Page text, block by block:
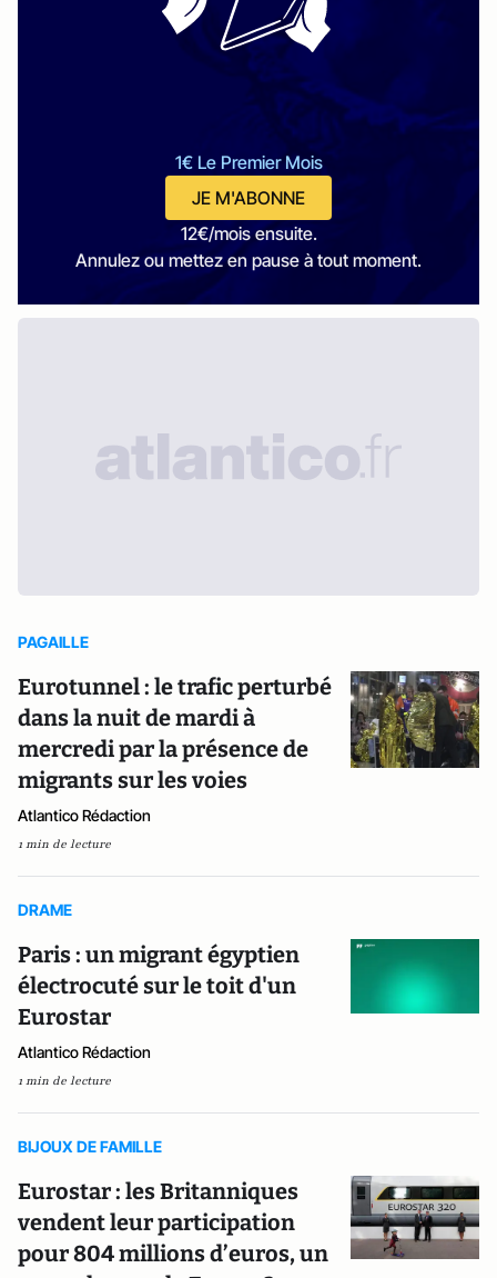
1€ Le Premier Mois
JE M'ABONNE
12€/mois ensuite.
Annulez ou mettez en pause à tout moment.
PAGAILLE
Eurotunnel : le trafic perturbé
dans la nuit de mardi à
mercredi par la présence de
migrants sur les voies
Atlantico Rédaction
1 min de lecture
DRAME
Paris : un migrant égyptien
électrocuté sur le toit d'un
Eurostar
Atlantico Rédaction
1 min de lecture
BIJOUX DE FAMILLE
Eurostar : les Britanniques
vendent leur participation
pour 804 millions d’euros, un